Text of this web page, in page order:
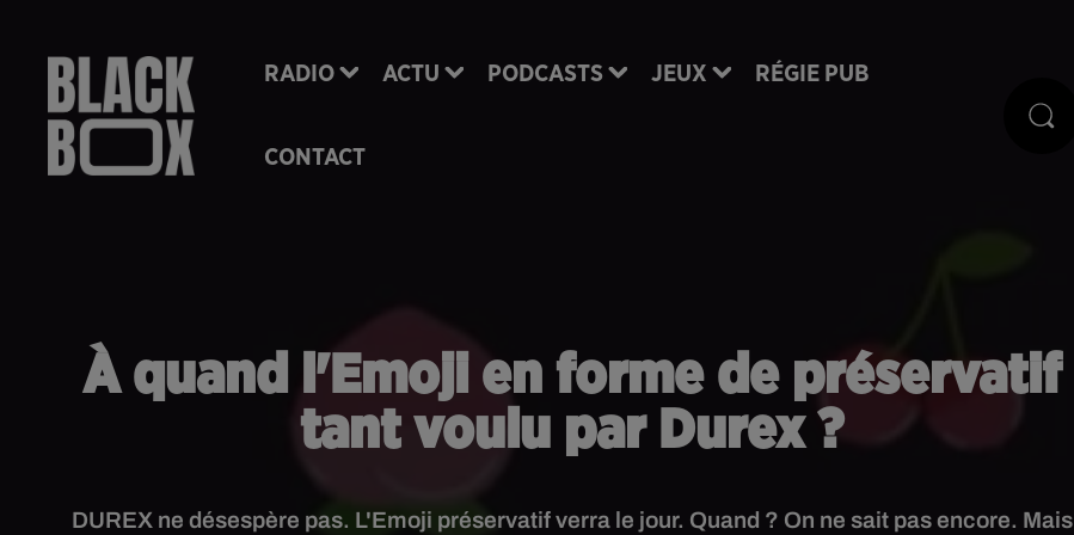
RADIO ACTU PODCASTS JEUX RÉGIE PUB
CONTACT
À quand l'Emoji en forme de préservatif
tant voulu par Durex ?
DUREX ne désespère pas. L'Emoji préservatif verra le jour. Quand ? On ne sait pas encore. Mais